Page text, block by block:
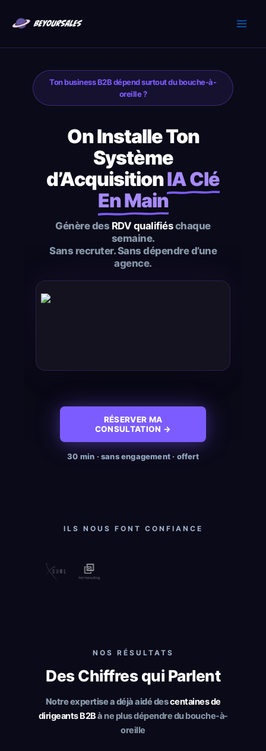
Ton business B2B dépend surtout du bouche-à-
oreille ?
On Installe Ton
Système
d’AcquisitionIA Clé
En Main
Génère des RDV qualifiéschaque
semaine.
Sans recruter. Sans dépendre d’une
agence.
RÉSERVER MA
CONSULTATION →
30 min · sans engagement · offert
ILS NOUS FONT CONFIANCE
NOS RÉSULTATS
Des Chiffres qui Parlent
Notre expertise a déjà aidé descentaines de
dirigeants B2Bà ne plus dépendre du bouche-à-
oreille